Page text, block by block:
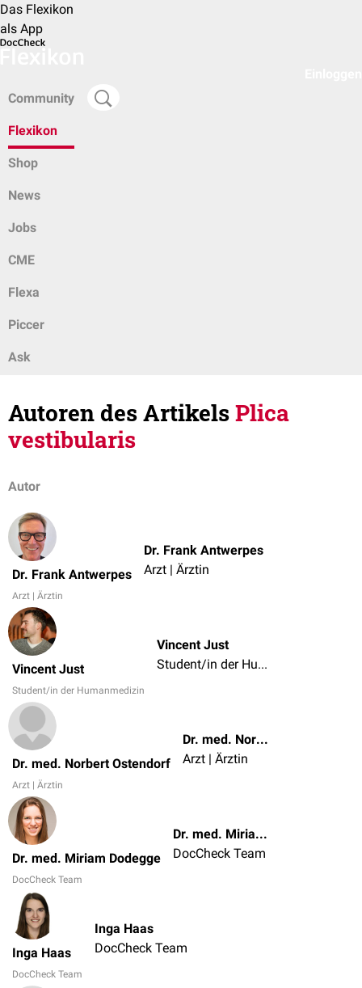
Das Flexikon
als App
Community
Flexikon
Shop
News
Jobs
CME
Flexa
Piccer
Ask
Autoren des ArtikelsPlica
vestibularis
Autor
Dr. Frank Antwerpes
Arzt | Ärztin
Dr. Frank Antwerpes
Arzt | Ärztin
Vincent Just
Student/in der Humanmedizin
Vincent Just
Student/in der Humanmedizin
Dr. med. Norbert Ostendorf
Arzt | Ärztin
Dr. med. Norbert Ostendorf
Arzt | Ärztin
Dr. med. Miriam Dodegge
DocCheck Team
Dr. med. Miriam Dodegge
DocCheck Team
Inga Haas
DocCheck Team
Inga Haas
DocCheck Team